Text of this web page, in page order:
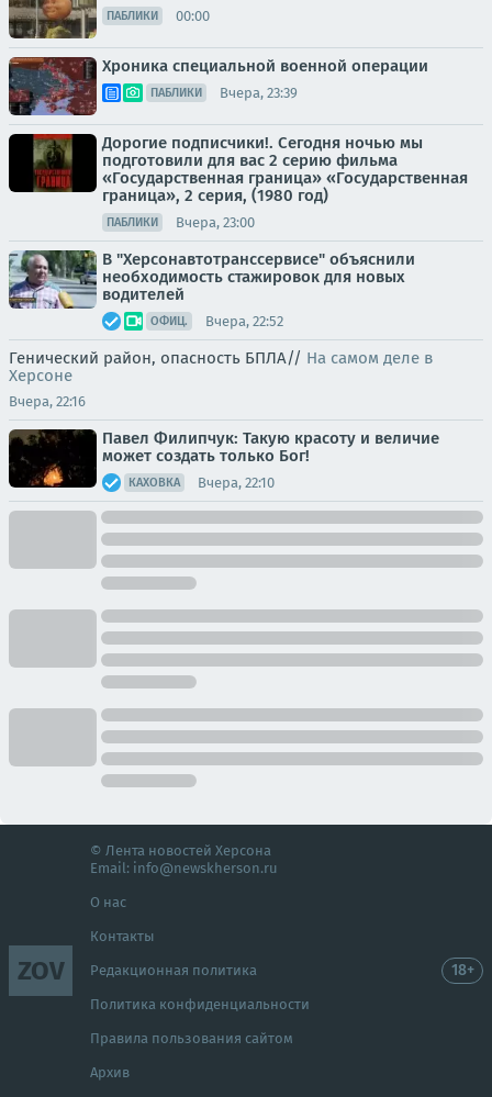
ПАБЛИКИ 00:00
Хроника специальной военной операции
ПАБЛИКИ Вчера, 23:39
Дорогие подписчики!. Сегодня ночью мы
подготовили для вас 2 серию фильма
«Государственная граница» «Государственная
граница», 2 серия, (1980 год)
ПАБЛИКИ Вчера, 23:00
В "Херсонавтотранссервисе" объяснили
необходимость стажировок для новых
водителей
ОФИЦ. Вчера, 22:52
Генический район, опасность БПЛА// На самом деле в
Херсоне
Вчера, 22:16
Павел Филипчук: Такую красоту и величие
может создать только Бог!
КАХОВКА Вчера, 22:10
ZOV
© Лента новостей Херсона
Email: info@newskherson.ru
О нас
Контакты
Редакционная политика
Политика конфиденциальности
Правила пользования сайтом
Архив
18+